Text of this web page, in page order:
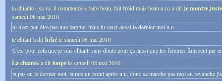
la chiante ( sa va, il commence a faire beau, fait froid mais beau u.u) a dit je montre
samedi 08 mai 2010
tu n'est peu être pas une femme, mais tu veux aussi le dernier mot u.u
le chiant a dit héhéle samedi 08 mai 2010
C'est pour cela que je suis chiant, sans doute pour ça aussi que les femmes finissent par
La chiante a dit loupéle samedi 08 mai 2010
ta pas eu le dernier mot, ta mis un point après u.u, donc sa marche pas moi en revanche